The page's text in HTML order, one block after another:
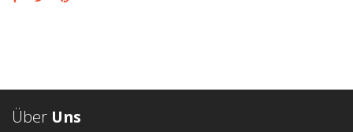
Über Uns